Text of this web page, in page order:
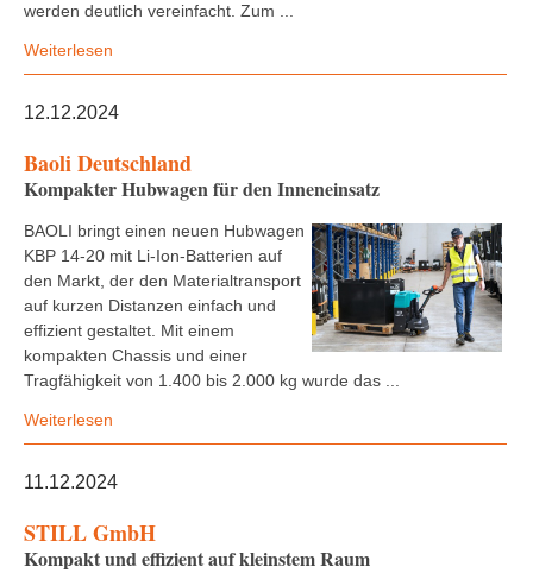
werden deutlich vereinfacht. Zum ...
Weiterlesen
12.12.2024
Baoli Deutschland
Kompakter Hubwagen für den Inneneinsatz
BAOLI bringt einen neuen Hubwagen
KBP 14-20 mit Li-Ion-Batterien auf
den Markt, der den Materialtransport
auf kurzen Distanzen einfach und
effizient gestaltet. Mit einem
kompakten Chassis und einer
Tragfähigkeit von 1.400 bis 2.000 kg wurde das ...
Weiterlesen
11.12.2024
STILL GmbH
Kompakt und effizient auf kleinstem Raum